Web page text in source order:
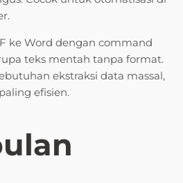
ke Word dengan command
teks mentah tanpa format.
ekstraksi data massal,
efisien.